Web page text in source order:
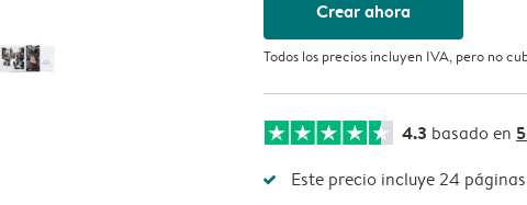
Crear ahora
Todos los precios incluyen IVA, pero no
4.3 basado en
Este precio incluye 24 páginas